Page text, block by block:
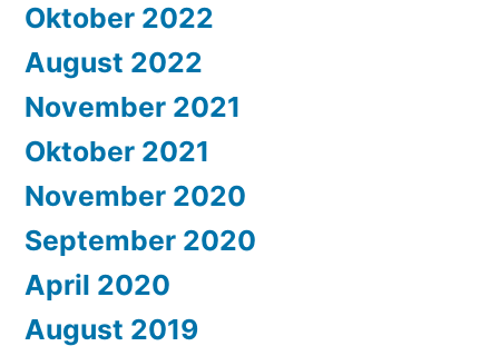
Oktober 2022
August 2022
November 2021
Oktober 2021
November 2020
September 2020
April 2020
August 2019